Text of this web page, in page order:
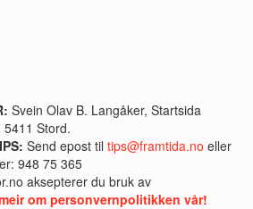
Svein Olav B. Langåker, Startsida
Stord.
Send epost til tips@framtida.no eller
948 75 365
aksepterer du bruk av
om personvernpolitikken vår!